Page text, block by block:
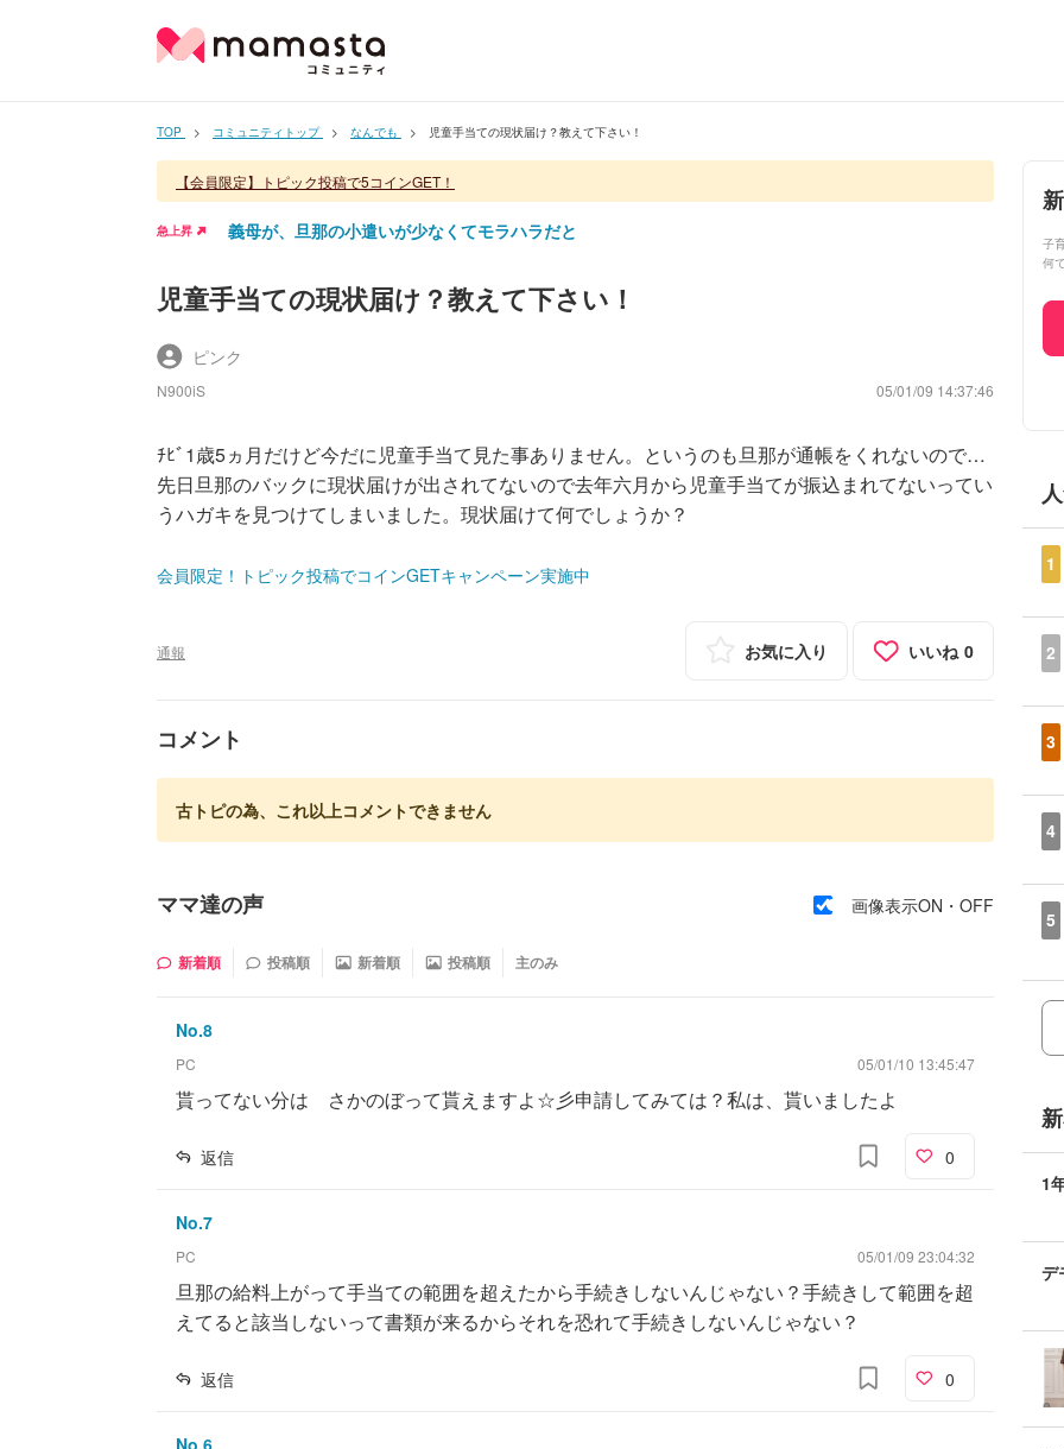
TOP コミュニティトップ なんでも 児童手当ての現状届け？教えて下さい！
【会員限定】トピック投稿で5コインGET！
急上昇 義母が、旦那の小遣いが少なくてモラハラだと
児童手当ての現状届け？教えて下さい！
ピンク
N900iS 05/01/09 14:37:46
ﾁﾋﾞ1歳5ヵ月だけど今だに児童手当て見た事ありません。というのも旦那が通帳をくれないので…
先日旦那のバックに現状届けが出されてないので去年六月から児童手当てが振込まれてないってい
うハガキを見つけてしまいました。現状届けて何でしょうか？
会員限定！トピック投稿でコインGETキャンペーン実施中
通報 お気に入り いいね 0
コメント
古トピの為、これ以上コメントできません
ママ達の声 画像表示ON・OFF
新着順 投稿順 新着順 投稿順 主のみ
No.8
PC 05/01/10 13:45:47
貰ってない分は さかのぼって貰えますよ☆彡申請してみては？私は、貰いましたよ
返信 0
No.7
PC 05/01/09 23:04:32
旦那の給料上がって手当ての範囲を超えたから手続きしないんじゃない？手続きして範囲を超
えてると該当しないって書類が来るからそれを恐れて手続きしないんじゃない？
返信 0
No.6
子
何
1
2
3
4
5
1
デ